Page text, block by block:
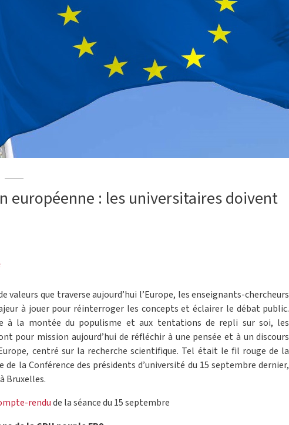
européenne : les universitaires doivent
valeurs que traverse aujourd’hui l’Europe, les enseignants-chercheurs
à jouer pour réinterroger les concepts et éclairer le débat public.
à la montée du populisme et aux tentations de repli sur soi, les
pour mission aujourd’hui de réfléchir à une pensée et à un discours
centré sur la recherche scientifique. Tel était le fil rouge de la
de la Conférence des présidents d’université du 15 septembre dernier,
Bruxelles.
rendude la séance du 15 septembre